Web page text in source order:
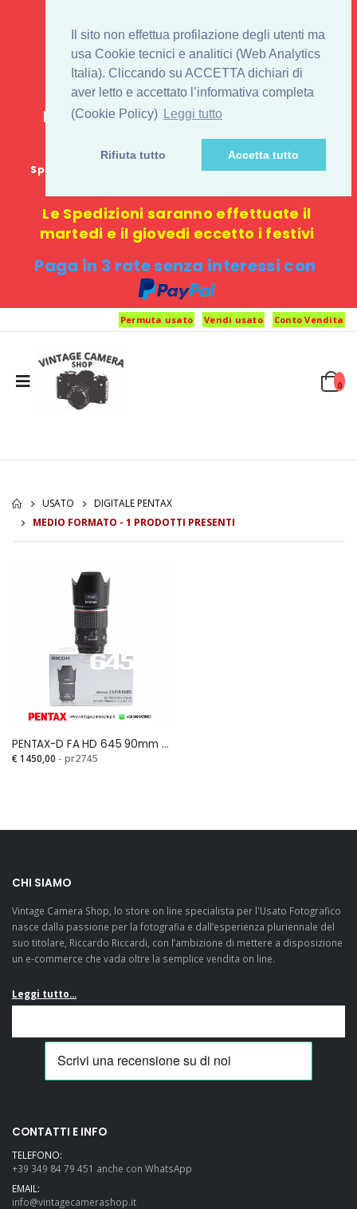
Il sito non effettua profilazione degli utenti ma
usa Cookie tecnici e analitici (Web Analytics
Italia). Cliccando su ACCETTA dichiari di
aver letto e accettato l’informativa completa
(Cookie Policy) Leggi tutto
Rifiuta tutto Accetta tutto
IL 1° STORE ON LINE
PENTAX USATO E
NUOVO
E-commerce 100% online: nessun
negozio fisico o punto di ritiro
Spedizione GRATUITA in Italia con spesa minima di
Le Spedizioni saranno effettuate il
martedi e il giovedi eccetto i festivi
Paga in 3 rate senza interessi con
Permuta usato Vendi usato Conto Vendita
0
USATO
DIGITALE PENTAX
MEDIO FORMATO - 1 PRODOTTI PRESENTI
PENTAX-D FA HD 645 90mm MACRO F.2,8 ED AW SRSi
€ 1450,00 - pr2745
Pentax LX e devo dire
che, a parte il fatto di
aver trovato
CHI SIAMO
Vintage Camera Shop, lo store on line specialista per l'Usato Fotografico
nasce dalla passione per la fotografia e dall’esperienza pluriennale del
suo titolare, Riccardo Riccardi, con l’ambizione di mettere a disposizione
un e-commerce che vada oltre la semplice vendita on line.
Leggi tutto...
CONTATTI E INFO
TELEFONO:
+39 349 84 79 451 anche con WhatsApp
EMAIL:
info@vintagecamerashop.it